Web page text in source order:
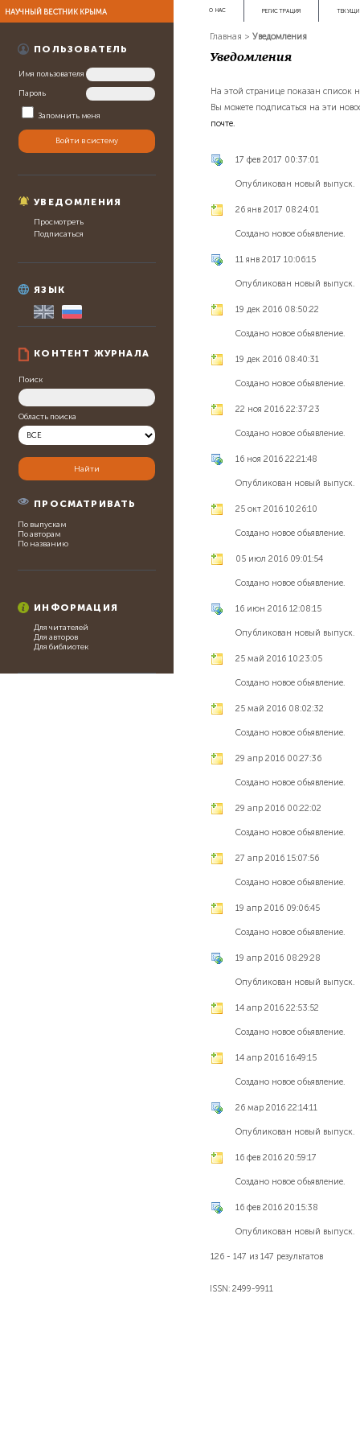
НАУЧНЫЙ ВЕСТНИК КРЫМА
ПОЛЬЗОВАТЕЛЬ
Имя пользователя
Пароль
Запомнить меня
УВЕДОМЛЕНИЯ
Просмотреть
Подписаться
ЯЗЫК
КОНТЕНТ ЖУРНАЛА
Поиск
Область поиска
ПРОСМАТРИВАТЬ
По выпускам
По авторам
По названию
ИНФОРМАЦИЯ
Для читателей
Для авторов
Для библиотек
О НАС РЕГИСТРАЦИЯ
Главная >Уведомления
Уведомления
На этой странице показан список
Вы можете подписаться на эти
почте.
17 фев 2017 00:37:01
Опубликован новый выпуск.
26 янв 2017 08:24:01
Создано новое обьявление.
11 янв 2017 10:06:15
Опубликован новый выпуск.
19 дек 2016 08:50:22
Создано новое обьявление.
19 дек 2016 08:40:31
Создано новое обьявление.
22 ноя 2016 22:37:23
Создано новое обьявление.
16 ноя 2016 22:21:48
Опубликован новый выпуск.
25 окт 2016 10:26:10
Создано новое обьявление.
05 июл 2016 09:01:54
Создано новое обьявление.
16 июн 2016 12:08:15
Опубликован новый выпуск.
25 май 2016 10:23:05
Создано новое обьявление.
25 май 2016 08:02:32
Создано новое обьявление.
29 апр 2016 00:27:36
Создано новое обьявление.
29 апр 2016 00:22:02
Создано новое обьявление.
27 апр 2016 15:07:56
Создано новое обьявление.
19 апр 2016 09:06:45
Создано новое обьявление.
19 апр 2016 08:29:28
Опубликован новый выпуск.
14 апр 2016 22:53:52
Создано новое обьявление.
14 апр 2016 16:49:15
Создано новое обьявление.
26 мар 2016 22:14:11
Опубликован новый выпуск.
16 фев 2016 20:59:17
Создано новое обьявление.
16 фев 2016 20:15:38
Опубликован новый выпуск.
126 - 147 из 147 результатов
ISSN: 2499-9911